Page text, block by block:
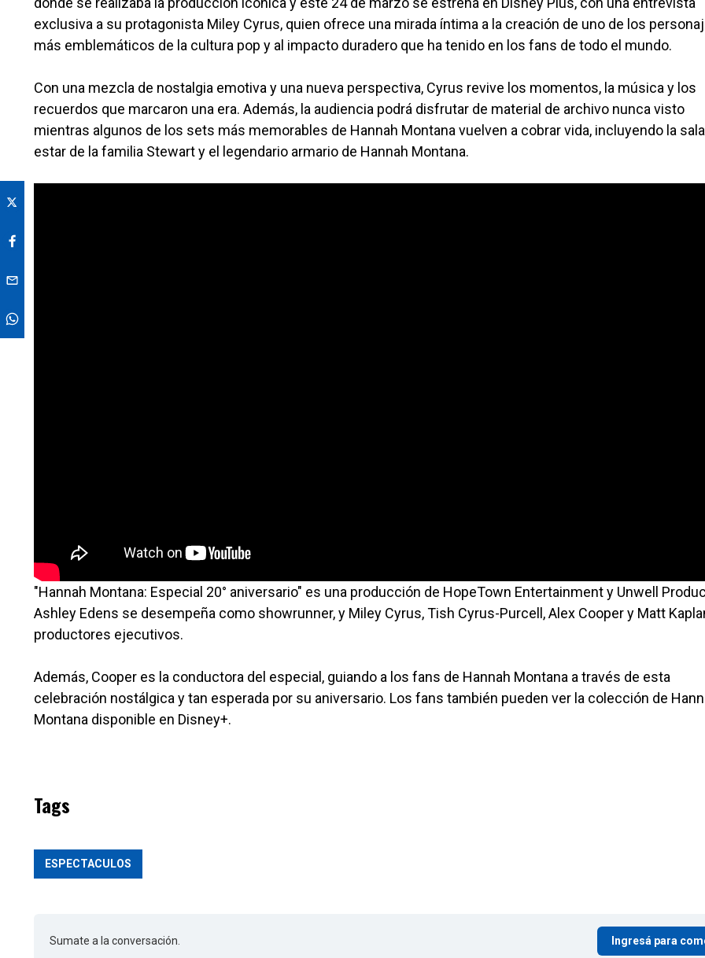
exclusiva a su protagonista Miley Cyrus, quien ofrece una mirada íntima a la creación de uno de los
más emblemáticos de la cultura pop y al impacto duradero que ha tenido en los fans de todo el mundo.
Con una mezcla de nostalgia emotiva y una nueva perspectiva, Cyrus revive los momentos, la música y los
recuerdos que marcaron una era. Además, la audiencia podrá disfrutar de material de archivo nunca visto
mientras algunos de los sets más memorables de Hannah Montana vuelven a cobrar vida, incluyendo la
estar de la familia Stewart y el legendario armario de Hannah Montana.
"Hannah Montana: Especial 20° aniversario" es una producción de HopeTown Entertainment y Unwell
Ashley Edens se desempeña como showrunner, y Miley Cyrus, Tish Cyrus-Purcell, Alex Cooper y Matt
productores ejecutivos.
Además, Cooper es la conductora del especial, guiando a los fans de Hannah Montana a través de esta
celebración nostálgica y tan esperada por su aniversario. Los fans también pueden ver la colección de
Montana disponible en Disney+.
Tags
ESPECTACULOS
Sumate a la conversación. Ingresá para